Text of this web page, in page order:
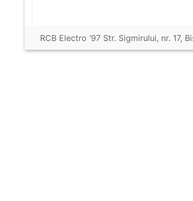
RCB Electro ‘97 Str. Sigmirului, nr. 17,